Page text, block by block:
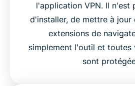
l'application VPN. Il n'est
d'installer, de mettre à jour
extensions de
simplement l'outil et toutes
sont